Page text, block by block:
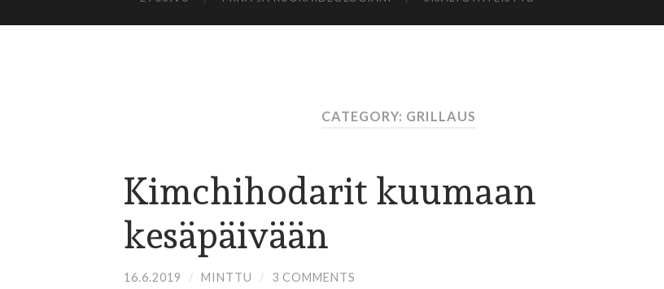
CATEGORY: GRILLAUS
Kimchihodarit kuumaan
kesäpäivään
16.6.2019 / MINTTU / 3 COMMENTS